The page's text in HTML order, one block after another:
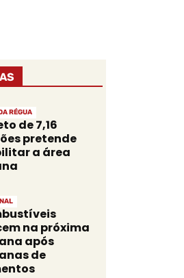
RÉGUA
de 7,16
pretende
a área
na próxima
após
de